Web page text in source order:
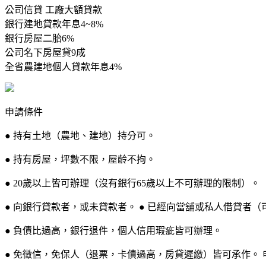
公司信貸 工廠大額貸款
銀行建地貸款年息4~8%
銀行房屋二胎6%
公司名下房屋貸9成
全省農建地個人貸款年息4%
申請條件
● 持有土地（農地、建地）持分可。
● 持有房屋，坪數不限，屋齡不拘。
● 20歲以上皆可辦理（沒有銀行65歲以上不可辦理的限制）。
● 向銀行貸款者，或未貸款者。 ● 已經向當舖或私人借貸者（
● 負債比過高，銀行退件，個人信用瑕疵皆可辦理。
● 免徵信，免保人（退票，卡債過高，房貸遲繳）皆可承作。